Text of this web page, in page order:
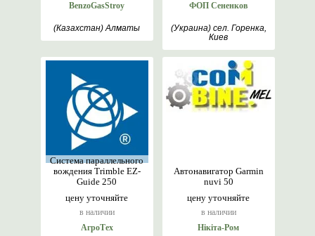
BenzoGasStroy
(Казахстан) Алматы
ФОП Сененков
(Украина) сел. Горенка,
Киев
цену уточняйте
в наличии
Система параллельного
вождения Trimble EZ-
Guide 250
АгроТех
цену уточняйте
в наличии
Автонавигатор Garmin
nuvi 50
Нікіта-Ром